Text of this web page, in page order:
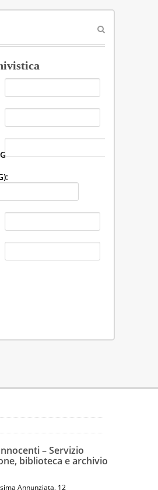
– Servizio
biblioteca e archivio
Annunziata, 12